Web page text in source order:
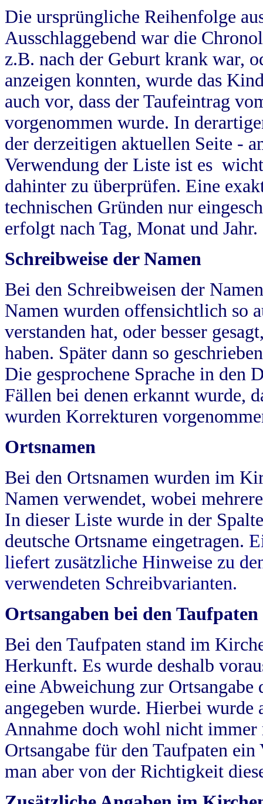
Die ursprüngliche Reihenfolge
Ausschlaggebend war die
z.B. nach der Geburt krank war,
anzeigen konnten, wurde das
auch vor, dass der Taufeintrag
vorgenommen wurde. In
der derzeitigen aktuellen Seite -
Verwendung der Liste ist es
dahinter zu überprüfen. Eine
technischen Gründen nur
erfolgt nach Tag, Monat und Jahr.
Schreibweise der Namen
Bei den Schreibweisen der
Namen wurden offensichtlich so
verstanden hat, oder besser
haben. Später dann so
Die gesprochene Sprache in
Fällen bei denen erkannt wurde,
wurden Korrekturen
Ortsnamen
Bei den Ortsnamen wurden im
Namen verwendet, wobei
In dieser Liste wurde in der
deutsche Ortsname eingetragen.
liefert zusätzliche Hinweise zu
verwendeten Schreibvarianten.
Ortsangaben bei den Taufpaten
Bei den Taufpaten stand im
Herkunft. Es wurde deshalb
eine Abweichung zur
angegeben wurde. Hierbei wurde
Annahme doch wohl nicht
Ortsangabe für den Taufpaten
man aber von der Richtigkeit